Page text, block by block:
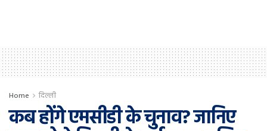
Home दिल्ली
कब होंगे एमसीडी के चुनाव? जानिए